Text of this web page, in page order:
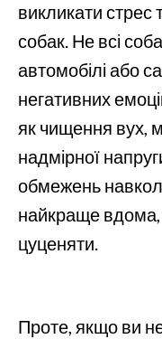
викликати стрес
собак. Не всі
автомобілі або
негативних
як чищення вух,
надмірної
обмежень
найкраще
цуценяти.
Проте, якщо ви